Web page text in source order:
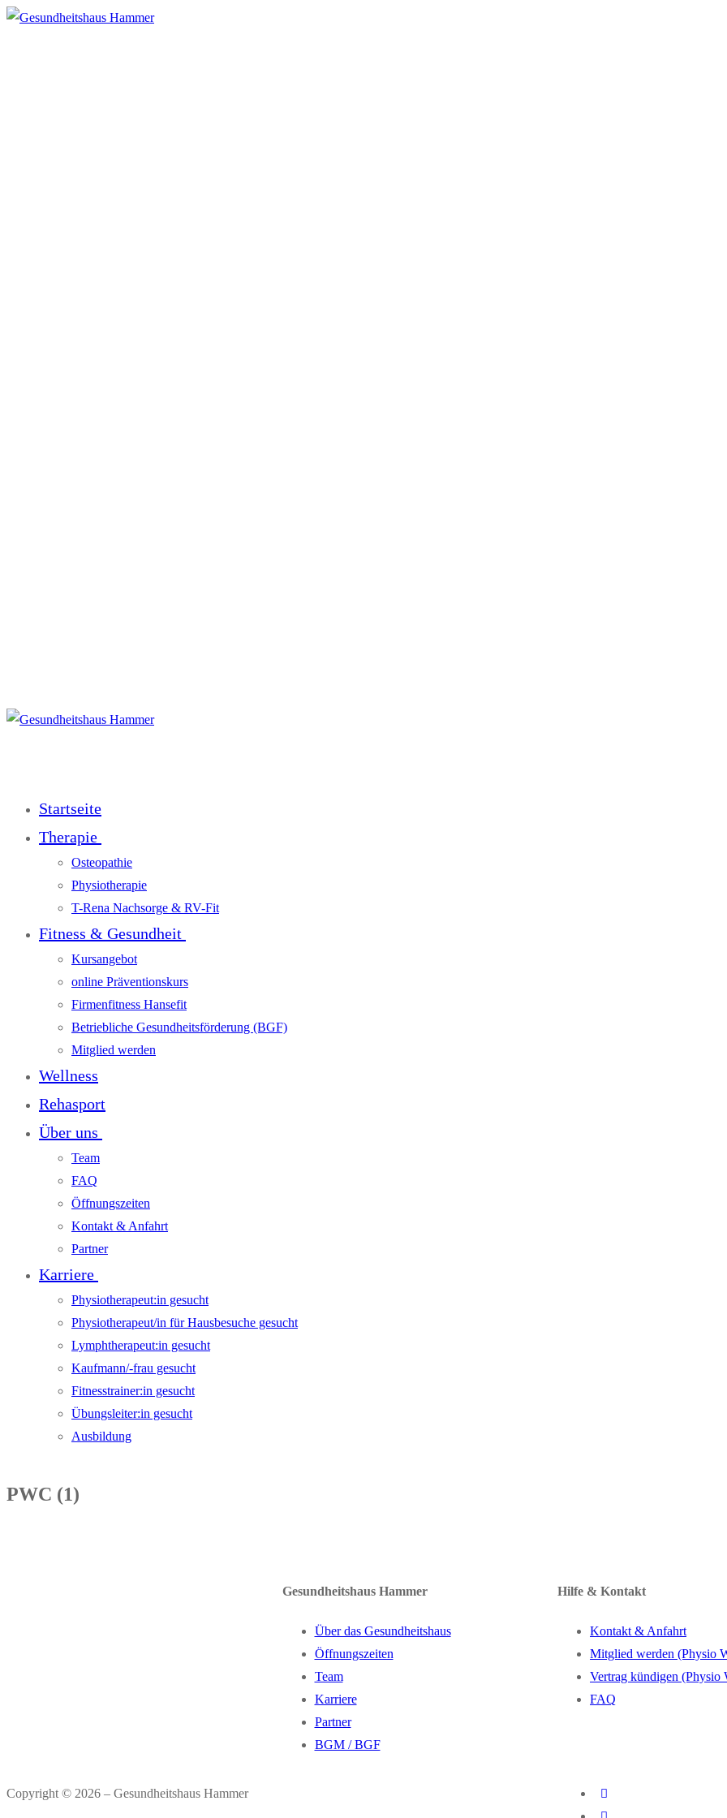
Startseite
Therapie
Osteopathie
Physiotherapie
T-Rena Nachsorge & RV-Fit
Fitness & Gesundheit
Kursangebot
online Präventionskurs
Firmenfitness Hansefit
Betriebliche Gesundheitsförderung (BGF)
Mitglied werden
Wellness
Rehasport
Über uns
Team
FAQ
Öffnungszeiten
Kontakt & Anfahrt
Partner
Karriere
Physiotherapeut:in gesucht
Physiotherapeut/in für Hausbesuche gesucht
Lymphtherapeut:in gesucht
Kaufmann/-frau gesucht
Fitnesstrainer:in gesucht
Übungsleiter:in gesucht
Ausbildung
PWC (1)
Gesundheitshaus Hammer
Über das Gesundheitshaus
Öffnungszeiten
Team
Karriere
Partner
BGM / BGF
Hilfe & Kontakt
Kontakt & Anfahrt
Mitglied werden (Physio
Vertrag kündigen (Physio
FAQ
Copyright © 2026 – Gesundheitshaus Hammer